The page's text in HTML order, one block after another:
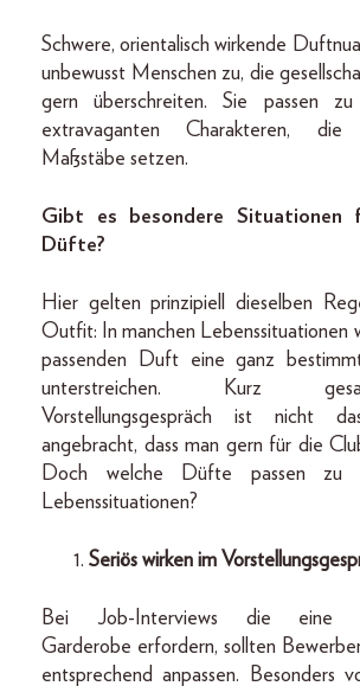
Schwere, orientalisch wirkende
unbewusst Menschen zu, die
gern überschreiten. Sie passen
extravaganten Charakteren,
Maßstäbe setzen.
Gibt es besondere Situationen
Düfte?
Hier gelten prinzipiell dieselben
Outfit: In manchen Lebenssituationen
passenden Duft eine ganz
unterstreichen. Kurz
Vorstellungsgespräch ist nicht
angebracht, dass man gern für die
Doch welche Düfte passen zu
Lebenssituationen?
Seriös wirken im
Bei Job-Interviews die eine
Garderobe erfordern, sollten
entsprechend anpassen. Besonders